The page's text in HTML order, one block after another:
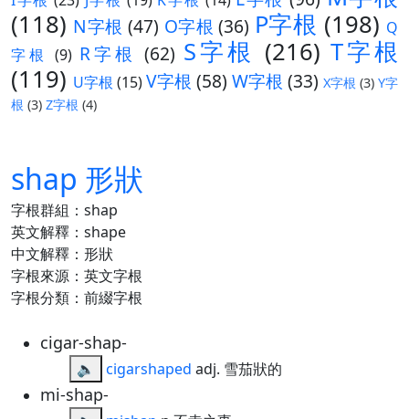
(118) N字根 (47) O字根 (36) P字根 (198) Q
字根 (9) R字根 (62) S字根 (216) T字根
(119) U字根 (15)V字根 (58) W字根 (33) X字根 (3) Y字
根 (3) Z字根 (4)
shap 形狀
字根群組：shap
英文解釋：shape
中文解釋：形狀
字根來源：英文字根
字根分類：前綴字根
cigar-shap-
🔈 cigarshaped adj. 雪茄狀的
mi-shap-